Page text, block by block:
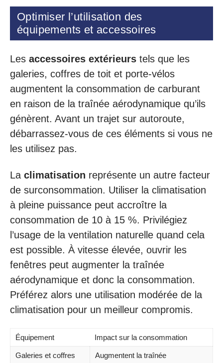
Optimiser l’utilisation des
équipements et accessoires
Les accessoires extérieurs tels que les
galeries, coffres de toit et porte-vélos
augmentent la consommation de carburant
en raison de la traînée aérodynamique qu’ils
génèrent. Avant un trajet sur autoroute,
débarrassez-vous de ces éléments si vous ne
les utilisez pas.
La climatisation représente un autre facteur
de surconsommation. Utiliser la climatisation
à pleine puissance peut accroître la
consommation de 10 à 15 %. Privilégiez
l’usage de la ventilation naturelle quand cela
est possible. À vitesse élevée, ouvrir les
fenêtres peut augmenter la traînée
aérodynamique et donc la consommation.
Préférez alors une utilisation modérée de la
climatisation pour un meilleur compromis.
Équipement Impact sur la consommation
Galeries et coffres
Augmentent la traînée